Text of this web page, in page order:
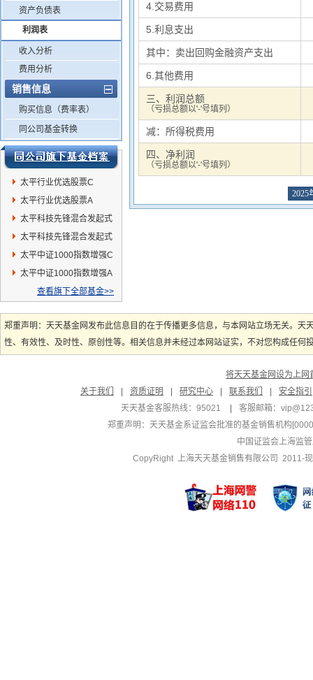
资产负债表
利润表
收入分析
费用分析
销售信息
购买信息（费率表）
同公司基金转换
太平行业优选股票C
太平行业优选股票A
太平科技先锋混合发起式
A
太平科技先锋混合发起式
C
太平中证1000指数增强C
太平中证1000指数增强A
查看旗下全部基金>>
4.交易费用
5.利息支出
其中：卖出回购金融资产支出
6.其他费用
三、利润总额
（亏损总额以'-'号填列）
减：所得税费用
四、净利润
（亏损总额以'-'号填列）
2025
郑重声明：天天基金网发布此信息目的在于传播更多信息，与本网站立场无关。
性、有效性、及时性、原创性等。相关信息并未经过本网站证实，不对您构成任
将天天基金网设为上网
关于我们
资质证明 研究中心 联系我们
安全指引
天天基金客服热线：95021
客服邮箱：
郑重声明： 天天基金系证监会批准的基金销售机构
中国证监会上海监
CopyRight 上海天天基金销售有限公司 2011-